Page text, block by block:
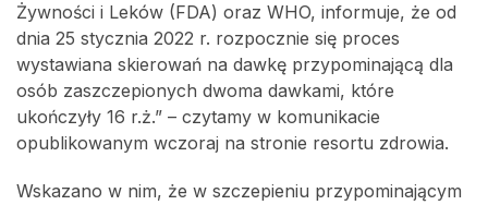
Żywności i Leków (FDA) oraz WHO, informuje, że od
dnia 25 stycznia 2022 r. rozpocznie się proces
wystawiana skierowań na dawkę przypominającą dla
osób zaszczepionych dwoma dawkami, które
ukończyły 16 r.ż.” – czytamy w komunikacie
opublikowanym wczoraj na stronie resortu zdrowia.
Wskazano w nim, że w szczepieniu przypominającym